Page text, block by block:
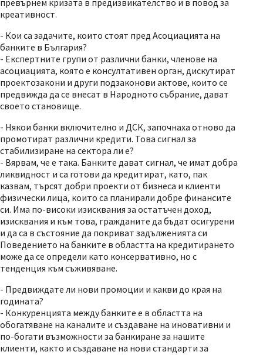
превърнем кризата в предизвикателство и в повод за
креативност.
- Кои са задачите, които стоят пред Асоциацията на
банките в България?
- Експертните групи от различни банки, членове на
асоциацията, която е консултативен орган, дискутират
проектозакони и други подзаконови актове, които се
предвижда да се внесат в Народното събрание, дават
своето становище.
- Някои банки включително и ДСК, започнаха отново да
промотират различни кредити. Това сигнал за
стабилизиране на сектора ли е?
- Вярвам, че е така. Банките дават сигнал, че имат добра
ликвидност и са готови да кредитират, като, пак
казвам, търсят добри проекти от бизнеса и клиенти
физически лица, които са планирали добре финансите
си. Има по-високи изисквания за остатъчен доход,
изисквания и към това, гражданите да бъдат осигурени
и да са в състояние да покриват задълженията си
Поведението на банките в областта на кредитирането
може да се определи като консервативно, но с
тенденция към съживяване.
- Предвиждате ли нови промоции и какви до края на
годината?
- Конкуренцията между банките е в областта на
обогатяване на каналите и създаване на иновативни и
по-богати възможности за банкиране за нашите
клиенти, както и създаване на нови стандарти за